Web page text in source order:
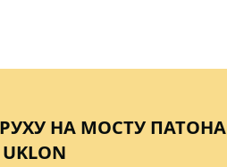
НА МОСТУ ПАТОНА